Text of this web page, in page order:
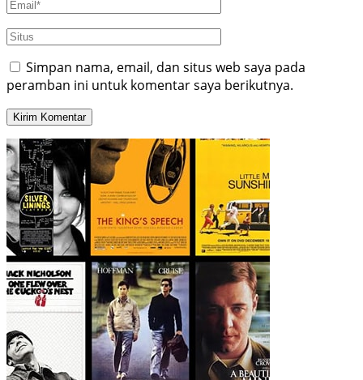
Simpan nama, email, dan situs web saya pada
peramban ini untuk komentar saya berikutnya.